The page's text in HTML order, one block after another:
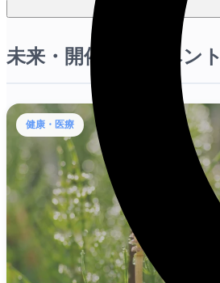
未来・開催中のイベント
健康・医療